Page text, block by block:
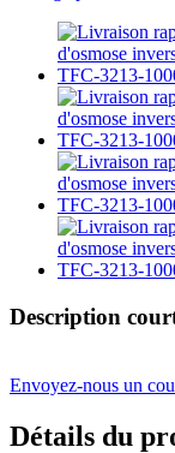
Description
Envoyez-nous un
Détails du